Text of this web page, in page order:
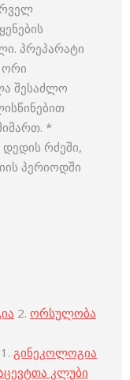
პრეპარატი
ორი
შესაძლო
*
რძეში,
პერიოდში
2. ორსულობა
გინეკოლოგია
კლუბი